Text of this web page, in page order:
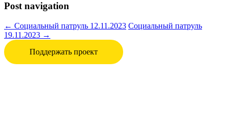
Post navigation
← Социальный патруль 12.11.2023 Социальный патруль
19.11.2023 →
Поддержать проект